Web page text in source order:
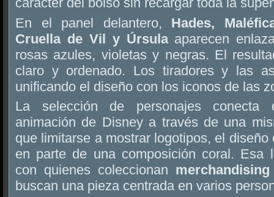
En el panel delantero, Hades,
Cruella de Vil y Úrsulaaparecen
rosas azules, violetas y negras. El
claro y ordenado. Los tiradores y las
unificando el diseño con los iconos de las
La selección de personajes conecta
animación de Disney a través de una
que limitarse a mostrar logotipos, el
en parte de una composición coral. Esa
con quienes coleccionan
buscan una pieza centrada en varios